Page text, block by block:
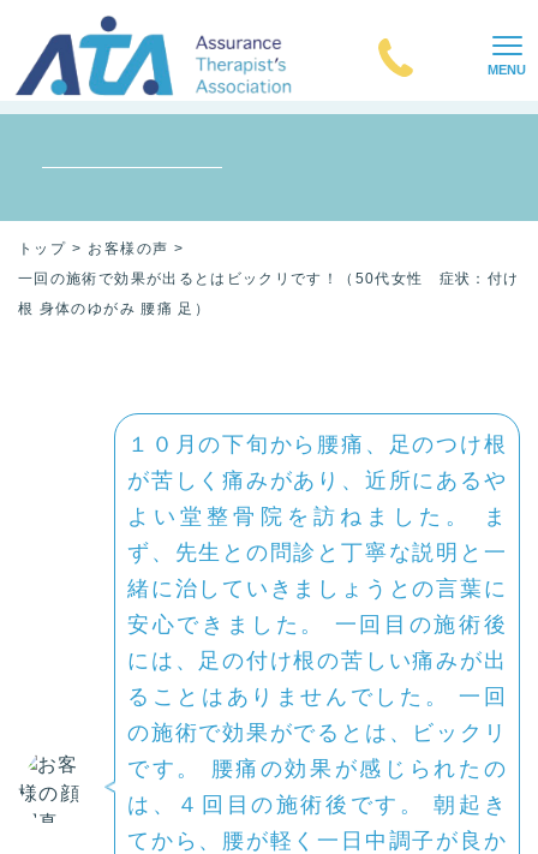
MENU
トップ
お客様の声
一回の施術で効果が出るとはビックリです！（50代女性 症状：付け
根 身体のゆがみ 腰痛 足）
１０月の下旬から腰痛、足のつけ根
が苦しく痛みがあり、近所にあるや
よい堂整骨院を訪ねました。 ま
ず、先生との問診と丁寧な説明と一
緒に治していきましょうとの言葉に
安心できました。 一回目の施術後
には、足の付け根の苦しい痛みが出
ることはありませんでした。 一回
の施術で効果がでるとは、ビックリ
です。 腰痛の効果が感じられたの
は、４回目の施術後です。 朝起き
てから、腰が軽く一日中調子が良か